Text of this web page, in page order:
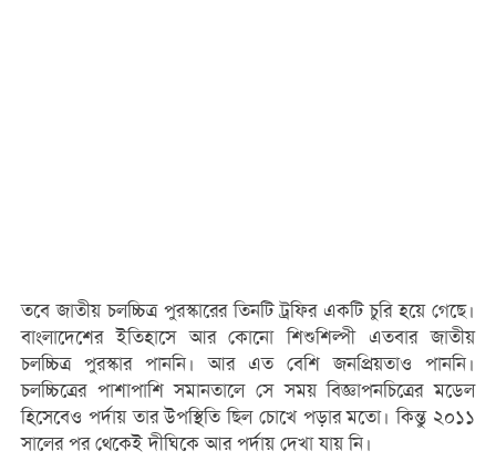
তবে জাতীয় চলচ্চিত্র পুরস্কারের তিনটি ট্রফির একটি চুরি হয়ে গেছে।
বাংলাদেশের ইতিহাসে আর কোনো শিশুশিল্পী এতবার জাতীয়
চলচ্চিত্র পুরস্কার পাননি। আর এত বেশি জনপ্রিয়তাও পাননি।
চলচ্চিত্রের পাশাপাশি সমানতালে সে সময় বিজ্ঞাপনচিত্রের মডেল
হিসেবেও পর্দায় তার উপস্থিতি ছিল চোখে পড়ার মতো। কিন্তু ২০১১
সালের পর থেকেই দীঘিকে আর পর্দায় দেখা যায় নি।